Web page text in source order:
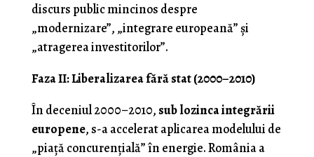
discurs public mincinos despre
„modernizare”, „integrare europeană” și
„atragerea investitorilor”.
Faza II: Liberalizarea fără stat (2000–2010)
În deceniul 2000–2010, sub lozinca integrării
europene, s-a accelerat aplicarea modelului de
„piață concurențială” în energie. România a